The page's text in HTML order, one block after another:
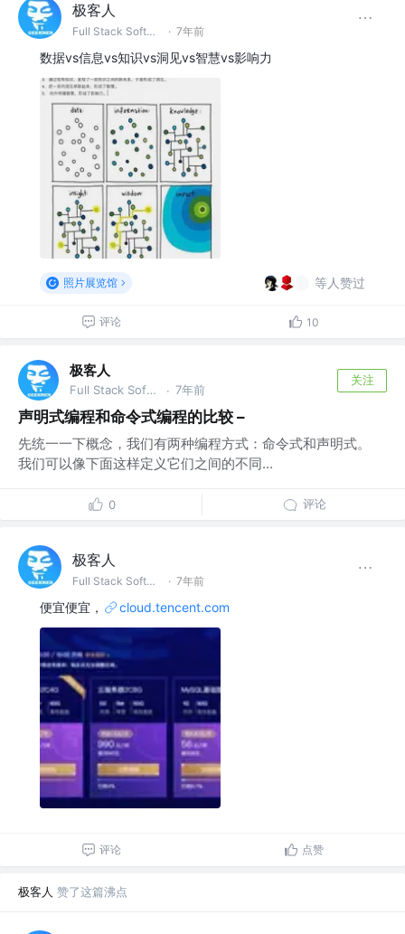
极客人
Full Stack Software Engineer & DevOps @字节跳动 · 7年前
数据vs信息vs知识vs洞见vs智慧vs影响力
照片展览馆 等人赞过
评论 10
极客人
Full Stack Software Engineer & DevOps @字节跳动 · 7年前
关注
声明式编程和命令式编程的比较 –
先统一一下概念，我们有两种编程方式：命令式和声明式。
我们可以像下面这样定义它们之间的不同...
0 评论
极客人
Full Stack Software Engineer & DevOps @字节跳动 · 7年前
便宜便宜， cloud.tencent.com
评论 点赞
极客人 赞了这篇沸点